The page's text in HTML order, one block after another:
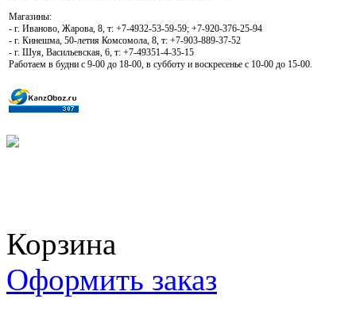
Магазины:
- г. Иваново, Жарова, 8, т: +7-4932-53-59-59; +7-920-376-25-94
- г. Кинешма, 50-летия Комсомола, 8, т: +7-903-889-37-52
- г. Шуя, Васильевская, 6, т: +7-49351-4-35-15
Работаем в будни с 9-00 до 18-00, в субботу и воскресенье с 10-00 до 15-00.
Корзина
Оформить заказ